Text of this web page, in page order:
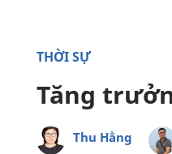
THỜI SỰ
Tăng
Thu Hằng